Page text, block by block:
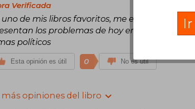
Verificada
uno de mis libros favoritos, me encanta que a
los problemas de hoy en día como la
políticos
Esta opinión es útil 0 No es útil
más opiniones del libro